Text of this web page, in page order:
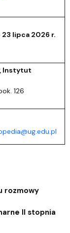
lipca 2026 r.
Instytut
126
rozmowy
II stopnia